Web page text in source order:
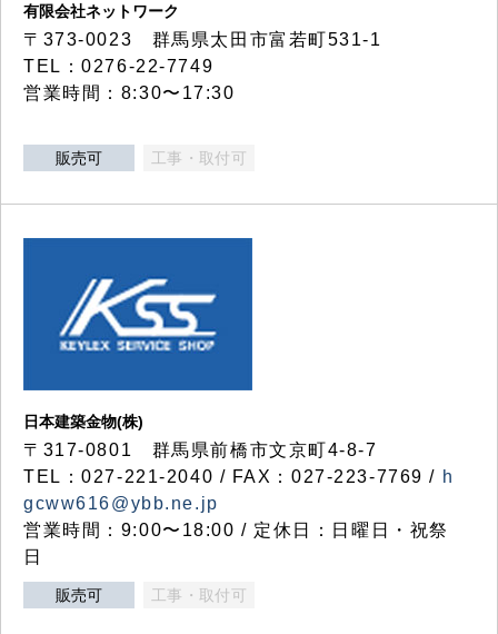
有限会社ネットワーク
〒373-0023 群馬県太田市富若町531-1
TEL：0276-22-7749
営業時間：8:30〜17:30
販売可 工事・取付可
日本建築金物(株)
〒317‐0801 群馬県前橋市文京町4-8-7
TEL：027-221-2040 / FAX：027-223-7769 / h
gcww616@ybb.ne.jp
営業時間：9:00〜18:00 / 定休日：日曜日・祝祭
日
販売可 工事・取付可